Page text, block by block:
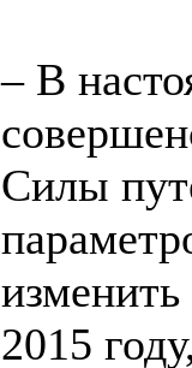
– В
Силы
изменить
2015